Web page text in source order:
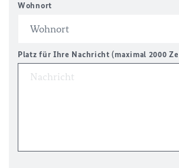
Wohnort
Platz für Ihre Nachricht (maximal 2000